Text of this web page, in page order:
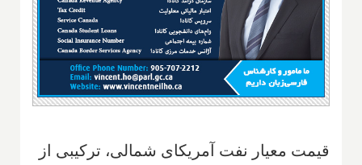
قیمت معیار نفت آمریکای شمالی، ترکیبی از